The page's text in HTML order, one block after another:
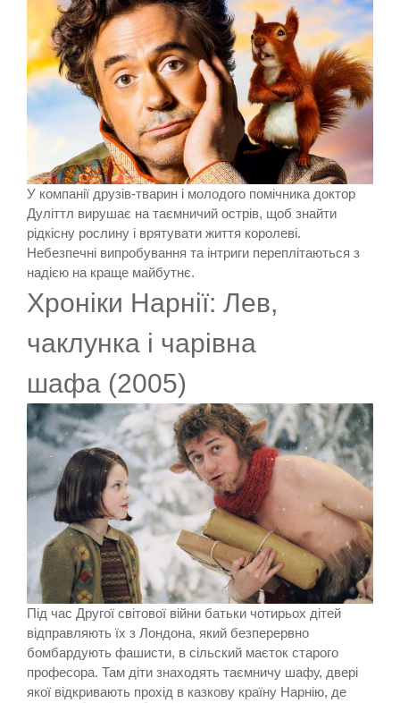
У компанії друзів-тварин і молодого помічника доктор
Дуліттл вирушає на таємничий острів, щоб знайти
рідкісну рослину і врятувати життя королеві.
Небезпечні випробування та інтриги переплітаються з
надією на краще майбутнє.
Хроніки Нарнії: Лев,
чаклунка і чарівна
шафа (2005)
Під час Другої світової війни батьки чотирьох дітей
відправляють їх з Лондона, який безперервно
бомбардують фашисти, в сільский маєток старого
професора. Там діти знаходять таємничу шафу, двері
якої відкривають прохід в казкову країну Нарнію, де